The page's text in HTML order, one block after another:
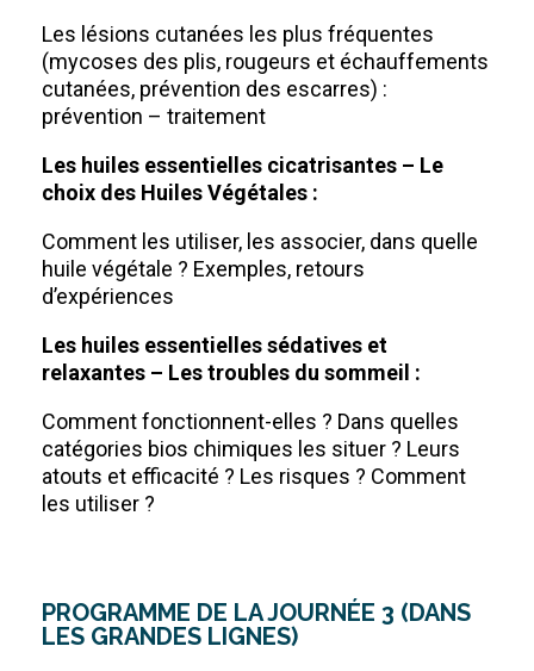
Les lésions cutanées les plus fréquentes
(mycoses des plis, rougeurs et échauffements
cutanées, prévention des escarres) :
prévention – traitement
Les huiles essentielles cicatrisantes – Le
choix des Huiles Végétales :
Comment les utiliser, les associer, dans quelle
huile végétale ? Exemples, retours
d’expériences
Les huiles essentielles sédatives et
relaxantes – Les troubles du sommeil :
Comment fonctionnent-elles ? Dans quelles
catégories bios chimiques les situer ? Leurs
atouts et efficacité ? Les risques ? Comment
les utiliser ?
PROGRAMME DE LA JOURNÉE 3 (DANS
LES GRANDES LIGNES)